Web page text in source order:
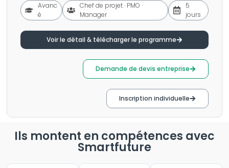
Avanc
é
Chef de projet · PMO ·
Manager
5
jours
Voir le détail & télécharger le programme
Demande de devis entreprise
Inscription individuelle
Ils montent en compétences avec
Smartfuture